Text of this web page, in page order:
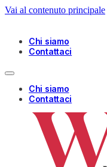
Vai al contenuto principale
Chi siamo
Contattaci
Chi siamo
Contattaci